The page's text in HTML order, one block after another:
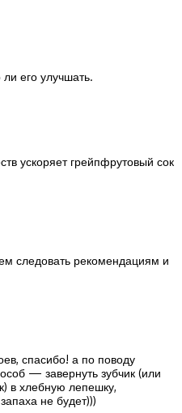
его улучшать.
ускоряет грейпфрутовый сок
следовать рекомендациям и
спасибо! а по поводу
— завернуть зубчик (или
в хлебную лепешку,
не будет)))